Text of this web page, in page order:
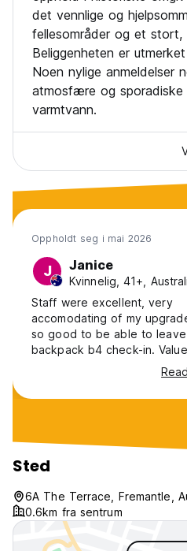
det vennlige og
fellesområder og et
Beliggenheten er
Noen nylige anmeldelser
atmosfære og sporadiske
varmtvann.
Oppholdt seg i mai 2026
J Janice
Kvinnelig, 41+,
Staff were excellent, very
accomodating of my
so good to be able to leave
backpack b4 check-in. Value for
money for such a central
Sted
6A The Terrace, Fremantle,
0.6km fra sentrum